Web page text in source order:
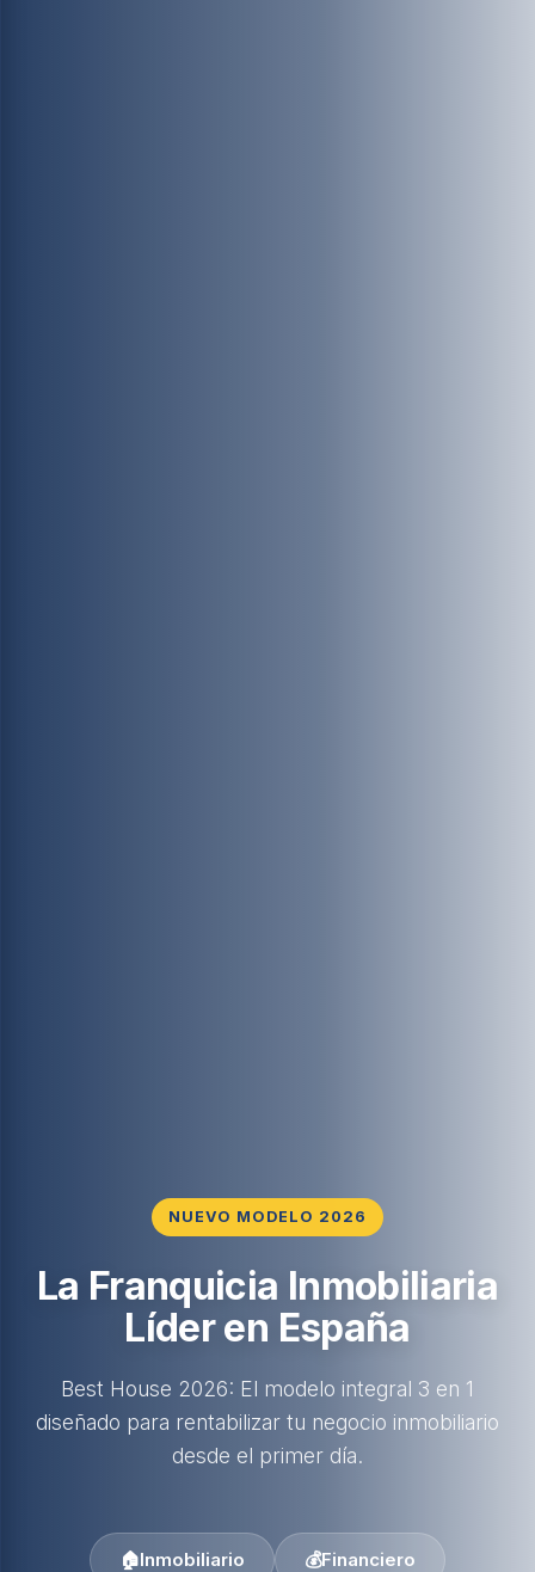
NUEVO MODELO 2026
La Franquicia Inmobiliaria
Líder en España
Best House 2026: El modelo integral 3 en 1
diseñado para rentabilizar tu negocio inmobiliario
desde el primer día.
🏠Inmobiliario 💰Financiero